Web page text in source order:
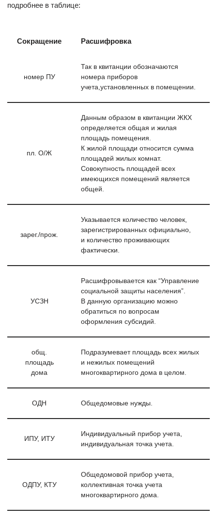
подробнее в таблице:
Сокращение Расшифровка
номер ПУ
Так в квитанции обозначаются
номера приборов
учета,установленных в помещении.
пл. О/Ж
Данным образом в квитанции ЖКХ
определяется общая и жилая
площадь помещения.
К жилой площади относится сумма
площадей жилых комнат.
Совокупность площадей всех
имеющихся помещений является
общей.
зарег./прож.
Указывается количество человек,
зарегистрированных официально,
и количество проживающих
фактически.
УСЗН
Расшифровывается как “Управление
социальной защиты населения”.
В данную организацию можно
обратиться по вопросам
оформления субсидий.
общ.
площадь
дома
Подразумевает площадь всех жилых
и нежилых помещений
многоквартирного дома в целом.
ОДН Общедомовые нужды.
ИПУ, ИТУ
Индивидуальный прибор учета,
индивидуальная точка учета.
ОДПУ, КТУ
Общедомовой прибор учета,
коллективная точка учета
многоквартирного дома.